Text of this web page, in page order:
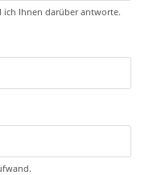
ich Ihnen darüber antworte.